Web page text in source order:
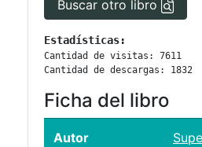
Buscar otro libro
Estadísticas:
Cantidad de visitas: 7611
Cantidad de descargas: 1832
Ficha del libro
Autor